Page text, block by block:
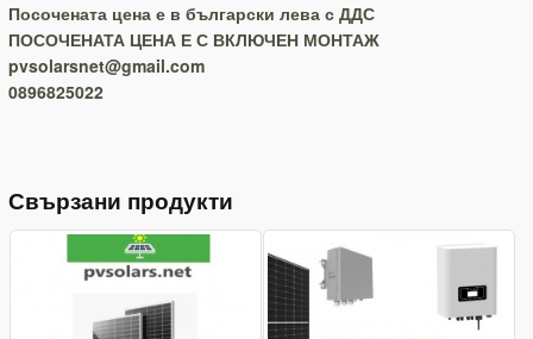
Посочената цена е в български лева с ДДС
ПОСОЧЕНАТА ЦЕНА Е С ВКЛЮЧЕН МОНТАЖ
pvsolarsnet@gmail.com
0896825022
Свързани продукти